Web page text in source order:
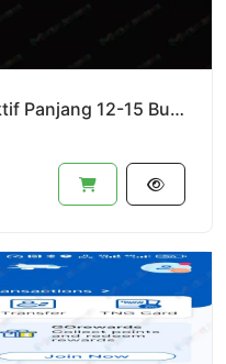
Jual Gemini AI Pro Masa Aktif Panjang 12-15 Bulan Private Pake Email Agan Sendiri Bukan Shared Ya